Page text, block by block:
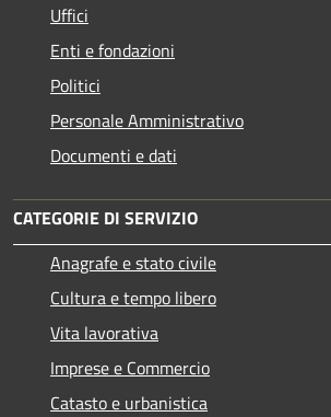
Uffici
Enti e fondazioni
Politici
Personale Amministrativo
Documenti e dati
CATEGORIE DI SERVIZIO
Anagrafe e stato civile
Cultura e tempo libero
Vita lavorativa
Imprese e Commercio
Catasto e urbanistica